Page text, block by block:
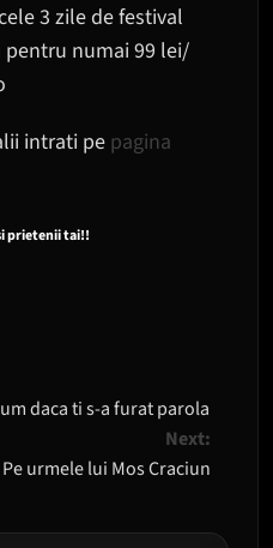
3 zile de festival
numai 99 lei/
intrati pepagina
prietenii tai!!
daca ti s-a furat parola
Next:
Pe urmele lui Mos Craciun